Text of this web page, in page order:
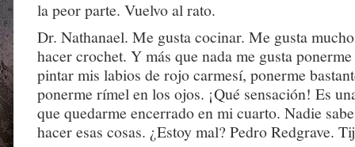
la peor parte. Vuelvo al rato.
Dr. Nathanael. Me gusta cocinar. Me gusta
hacer crochet. Y más que nada me gusta
pintar mis labios de rojo carmesí, ponerme
ponerme rímel en los ojos. ¡Qué sensación! Es
que quedarme encerrado en mi cuarto. Nadie
hacer esas cosas. ¿Estoy mal? Pedro Redgrave.